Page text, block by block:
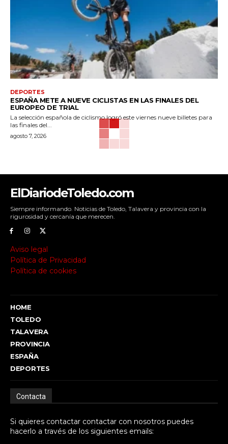
DEPORTES
ESPAÑA METE A NUEVE CICLISTAS EN LAS FINALES DEL
EUROPEO DE TRIAL
La selección española de ciclismo logró este viernes nueve billetes para
las finales del...
agosto 7, 2026
ElDiariodeToledo.com
Siempre informando. Noticias de Toledo, Talavera y provincia con la
rigurosidad y cercanía que merecen.
Aviso legal
Política de Privacidad
Política de cookies
HOME
TOLEDO
TALAVERA
PROVINCIA
ESPAÑA
DEPORTES
Contacta
Si quieres contactar contactar con nosotros puedes
hacerlo a través de los siguientes emails: